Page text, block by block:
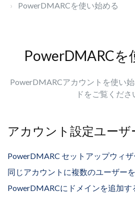
PowerDMARCを使い始める
PowerDMARCを
PowerDMARCアカウントを使い
ドをご覧くださ
アカウント設定ユーザ
PowerDMARC セットアップウィ
同じアカウントに複数のユーザー
PowerDMARCにドメインを追加す